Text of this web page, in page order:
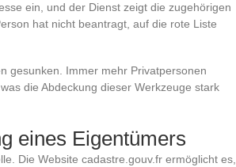
ein, und der Dienst zeigt die zugehörigen
hat nicht beantragt, auf die rote Liste
gesunken. Immer mehr Privatpersonen
die Abdeckung dieser Werkzeuge stark
eines Eigentümers
Die Website cadastre.gouv.fr ermöglicht es,